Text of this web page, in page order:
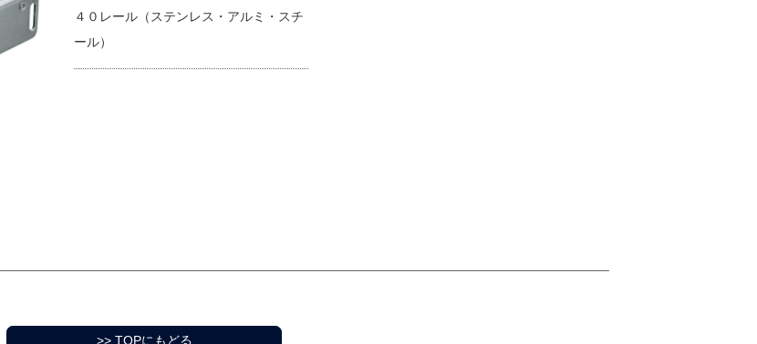
４０レール（ステンレス・アルミ・スチ
ール）
>> TOPにもどる